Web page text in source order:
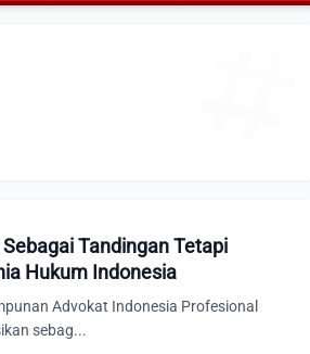
Tandingan Tetapi
Hukum Indonesia
Advokat Indonesia Profesional
sebag...